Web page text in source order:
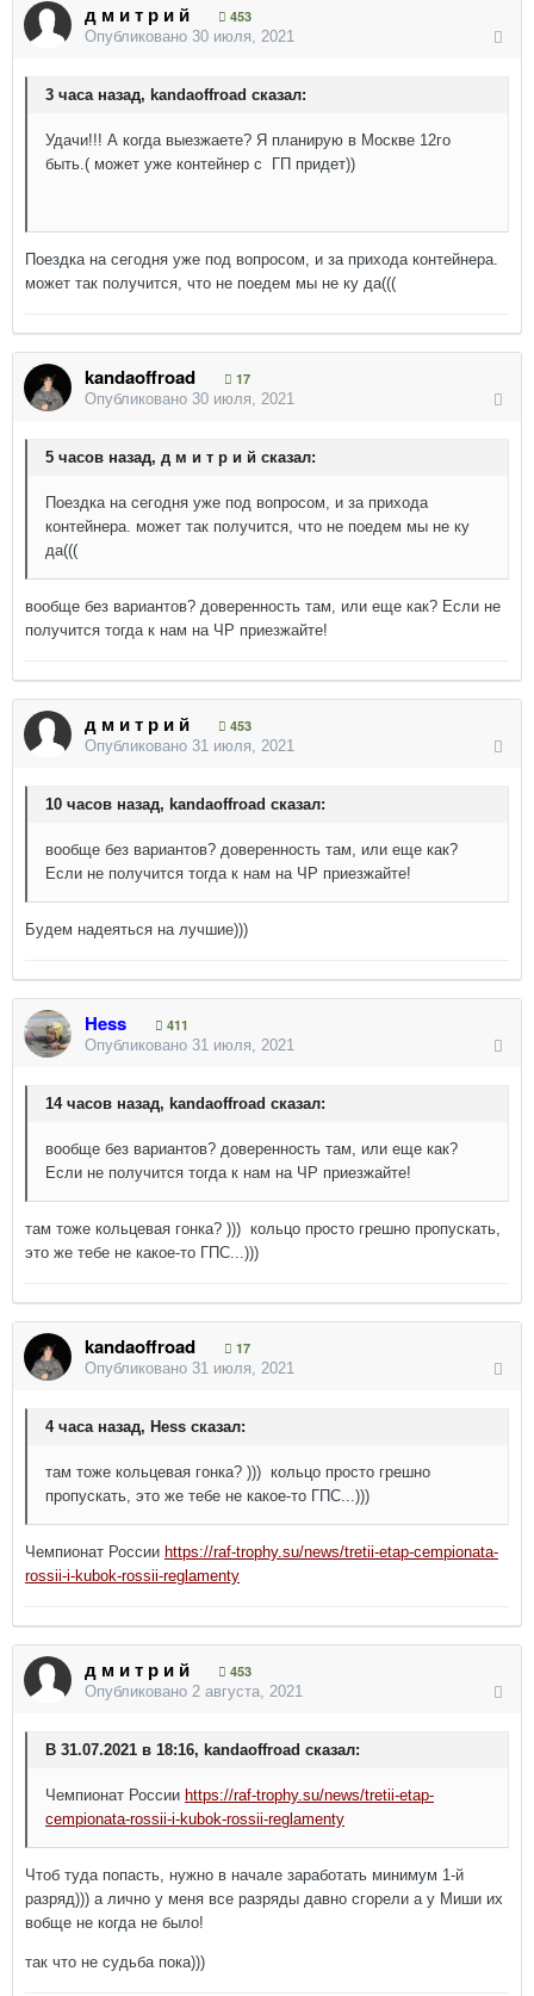
д м и т р и й
453
Опубликовано 30 июля, 2021
3 часа назад, kandaoffroad сказал:
Удачи!!! А когда выезжаете? Я планирую в Москве 12го
быть.( может уже контейнер с ГП придет))
Поездка на сегодня уже под вопросом, и за прихода контейнера.
может так получится, что не поедем мы не ку да(((
kandaoffroad
17
Опубликовано 30 июля, 2021
5 часов назад, д м и т р и й сказал:
Поездка на сегодня уже под вопросом, и за прихода
контейнера. может так получится, что не поедем мы не ку
да(((
вообще без вариантов? доверенность там, или еще как? Если не
получится тогда к нам на ЧР приезжайте!
д м и т р и й
453
Опубликовано 31 июля, 2021
10 часов назад, kandaoffroad сказал:
вообще без вариантов? доверенность там, или еще как?
Если не получится тогда к нам на ЧР приезжайте!
Будем надеяться на лучшие)))
Hess
411
Опубликовано 31 июля, 2021
14 часов назад, kandaoffroad сказал:
вообще без вариантов? доверенность там, или еще как?
Если не получится тогда к нам на ЧР приезжайте!
там тоже кольцевая гонка? ))) кольцо просто грешно пропускать,
это же тебе не какое-то ГПС...)))
kandaoffroad
17
Опубликовано 31 июля, 2021
4 часа назад, Hess сказал:
там тоже кольцевая гонка? ))) кольцо просто грешно
пропускать, это же тебе не какое-то ГПС...)))
Чемпионат России https://raf-trophy.su/news/tretii-etap-cempionata-
rossii-i-kubok-rossii-reglamenty
д м и т р и й
453
Опубликовано 2 августа, 2021
В 31.07.2021 в 18:16, kandaoffroad сказал:
Чемпионат России https://raf-trophy.su/news/tretii-etap-
cempionata-rossii-i-kubok-rossii-reglamenty
Чтоб туда попасть, нужно в начале заработать минимум 1-й
разряд))) а лично у меня все разряды давно сгорели а у Миши их
вобще не когда не было!
так что не судьба пока)))